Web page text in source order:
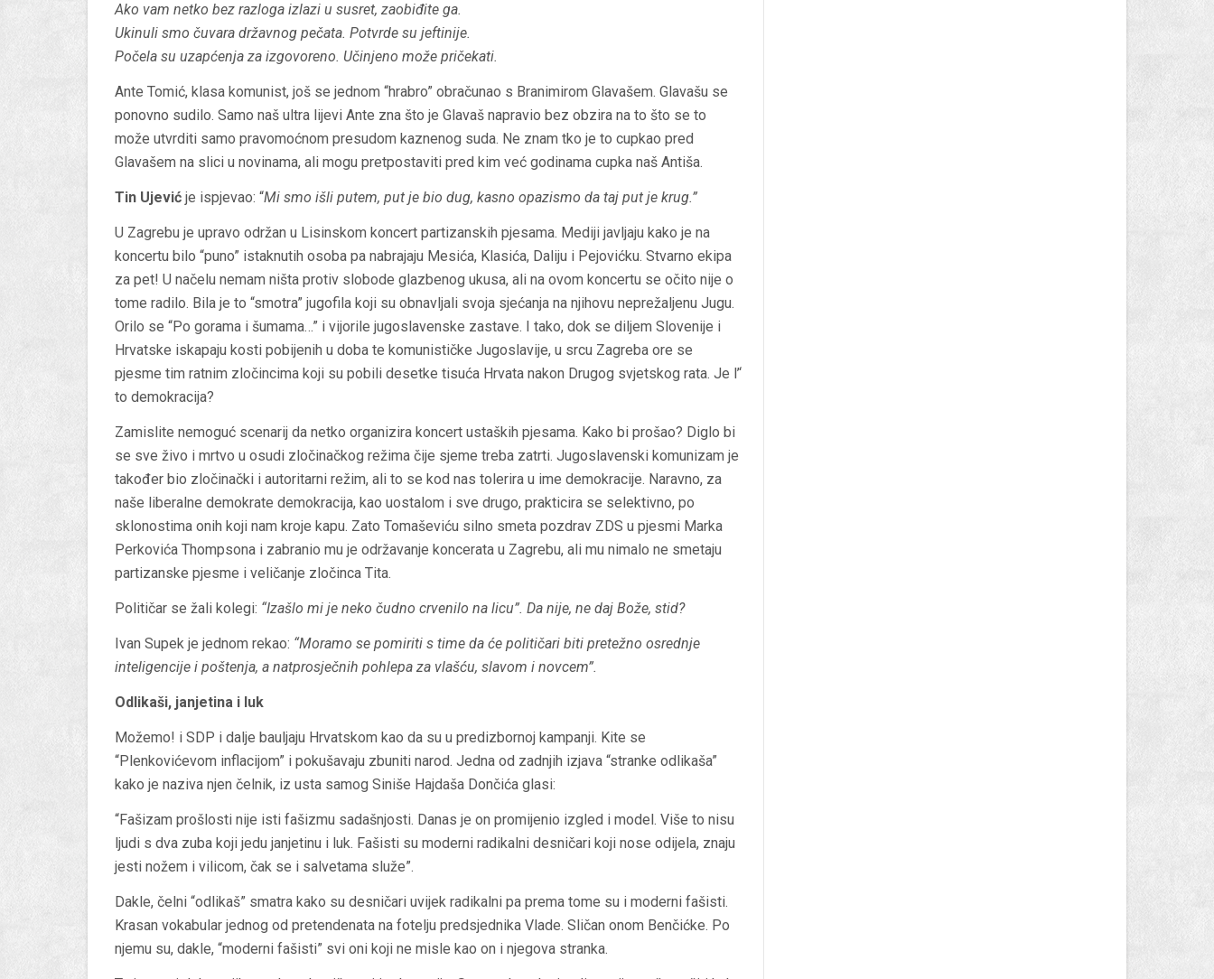
Ako vam netko bez razloga izlazi u susret, zaobiđite ga.
Ukinuli smo čuvara državnog pečata. Potvrde su jeftinije.
Počela su uzapćenja za izgovoreno. Učinjeno može pričekati.
Ante Tomić, klasa komunist, još se jednom “hrabro” obračunao s Branimirom Glavašem. Glavašu se
ponovno sudilo. Samo naš ultra lijevi Ante zna što je Glavaš napravio bez obzira na to što se to
može utvrditi samo pravomoćnom presudom kaznenog suda. Ne znam tko je to cupkao pred
Glavašem na slici u novinama, ali mogu pretpostaviti pred kim već godinama cupka naš Antiša.
Tin Ujević je ispjevao: “Mi smo išli putem, put je bio dug, kasno opazismo da taj put je krug.”
U Zagrebu je upravo održan u Lisinskom koncert partizanskih pjesama. Mediji javljaju kako je na
koncertu bilo “puno” istaknutih osoba pa nabrajaju Mesića, Klasića, Daliju i Pejovićku. Stvarno ekipa
za pet! U načelu nemam ništa protiv slobode glazbenog ukusa, ali na ovom koncertu se očito nije o
tome radilo. Bila je to “smotra” jugofila koji su obnavljali svoja sjećanja na njihovu neprežaljenu Jugu.
Orilo se “Po gorama i šumama…” i vijorile jugoslavenske zastave. I tako, dok se diljem Slovenije i
Hrvatske iskapaju kosti pobijenih u doba te komunističke Jugoslavije, u srcu Zagreba ore se
pjesme tim ratnim zločincima koji su pobili desetke tisuća Hrvata nakon Drugog svjetskog rata. Je l’‘
to demokracija?
Zamislite nemoguć scenarij da netko organizira koncert ustaških pjesama. Kako bi prošao? Diglo bi
se sve živo i mrtvo u osudi zločinačkog režima čije sjeme treba zatrti. Jugoslavenski komunizam je
također bio zločinački i autoritarni režim, ali to se kod nas tolerira u ime demokracije. Naravno, za
naše liberalne demokrate demokracija, kao uostalom i sve drugo, prakticira se selektivno, po
sklonostima onih koji nam kroje kapu. Zato Tomaševiću silno smeta pozdrav ZDS u pjesmi Marka
Perkovića Thompsona i zabranio mu je održavanje koncerata u Zagrebu, ali mu nimalo ne smetaju
partizanske pjesme i veličanje zločinca Tita.
Političar se žali kolegi: “Izašlo mi je neko čudno crvenilo na licu”. Da nije, ne daj Bože, stid?
Ivan Supek je jednom rekao: “Moramo se pomiriti s time da će političari biti pretežno osrednje
inteligencije i poštenja, a natprosječnih pohlepa za vlašću, slavom i novcem”.
Odlikaši, janjetina i luk
Možemo! i SDP i dalje bauljaju Hrvatskom kao da su u predizbornoj kampanji. Kite se
“Plenkovićevom inflacijom” i pokušavaju zbuniti narod. Jedna od zadnjih izjava “stranke odlikaša”
kako je naziva njen čelnik, iz usta samog Siniše Hajdaša Dončića glasi:
“Fašizam prošlosti nije isti fašizmu sadašnjosti. Danas je on promijenio izgled i model. Više to nisu
ljudi s dva zuba koji jedu janjetinu i luk. Fašisti su moderni radikalni desničari koji nose odijela, znaju
jesti nožem i vilicom, čak se i salvetama služe”.
Dakle, čelni “odlikaš” smatra kako su desničari uvijek radikalni pa prema tome su i moderni fašisti.
Krasan vokabular jednog od pretendenata na fotelju predsjednika Vlade. Sličan onom Benčićke. Po
njemu su, dakle, “moderni fašisti” svi oni koji ne misle kao on i njegova stranka.